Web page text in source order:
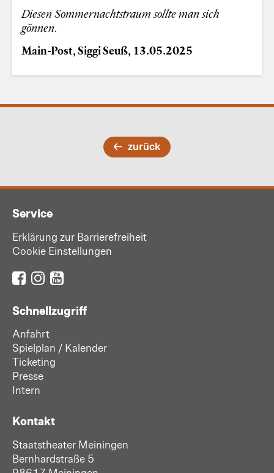
Diesen Sommernachtstraum sollte man sich
gönnen.
Main-Post, Siggi Seuß, 13.05.2025
zurück
Service
Erklärung zur Barrierefreiheit
Cookie Einstellungen
Schnellzugriff
Anfahrt
Spielplan / Kalender
Ticketing
Presse
Intern
Kontakt
Staatstheater Meiningen
Bernhardstraße 5